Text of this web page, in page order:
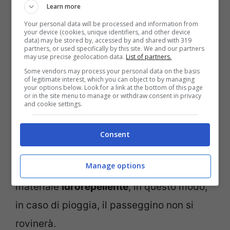
per un passeggino a tre ruote, ovvero un
modello da trekking. Quest’ultimo, inoltre,
risulta anche abbastanza pesante e
ingombrante,.
Un altro fattore da non sottovalutare è la
cappottina: deve riparare il bambino dal
sole o durante le stagioni più fredde,
quindi sarà utile avere anche una
copertura per le gambe. Sceglila di un
materialeidrorepellente, in questo modo,
in caso di pioggia, il passeggino non si
rovinerà.
Learn more
Your personal data will be processed and information from
your device (cookies, unique identifiers, and other device
data) may be stored by, accessed by and shared with 319
partners, or used specifically by this site. We and our partners
may use precise geolocation data. List of partners.
Some vendors may process your personal data on the basis
of legitimate interest, which you can object to by managing
your options below. Look for a link at the bottom of this page
or in the site menu to manage or withdraw consent in privacy
and cookie settings.
Consent
Manage options